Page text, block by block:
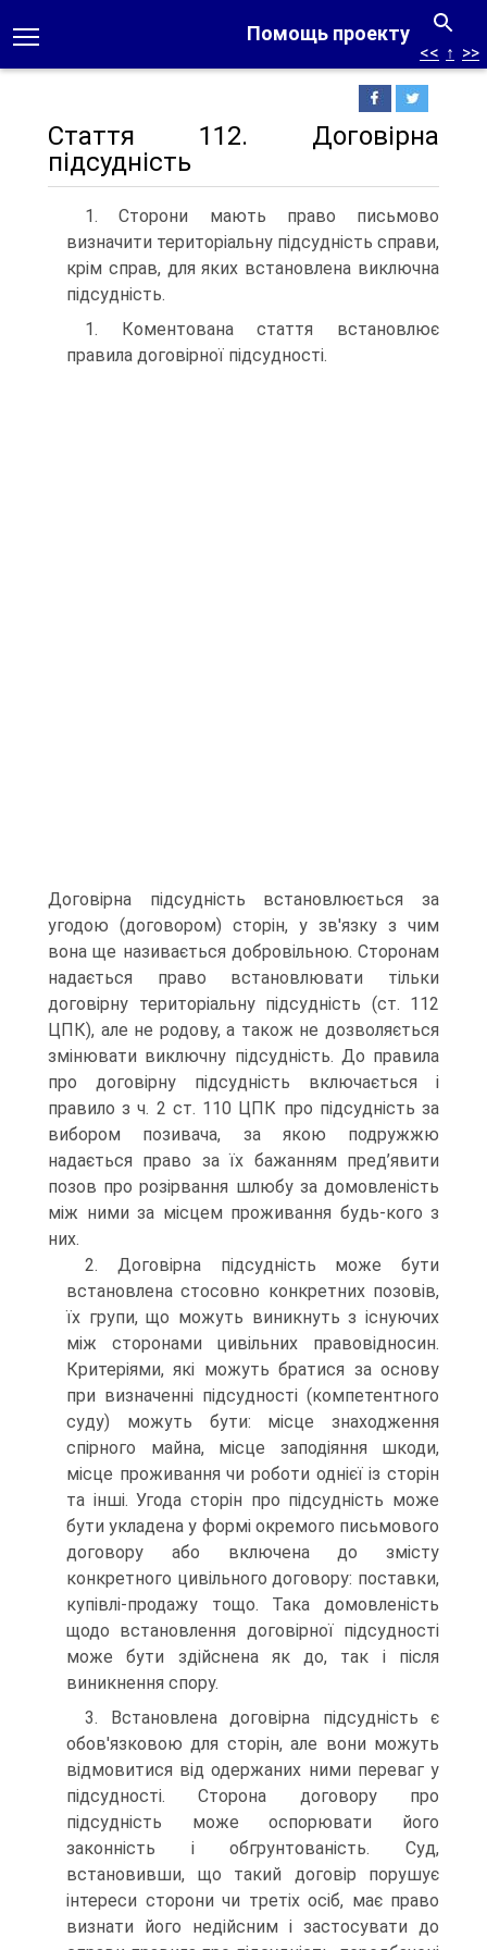
Помощь проекту
<< ↑ >>
Стаття 112. Договірна
підсудність
1. Сторони мають право письмово
визначити територіальну підсудність справи,
крім справ, для яких встановлена виключна
підсудність.
1. Коментована стаття встановлює
правила договірної підсудності.
Договірна підсудність встановлюється за
угодою (договором) сторін, у зв'язку з чим
вона ще називається добровільною. Сторонам
надається право встановлювати тільки
договірну територіальну підсудність (ст. 112
ЦПК), але не родову, а також не дозволяється
змінювати виключну підсудність. До правила
про договірну підсудність включається і
правило з ч. 2 ст. 110 ЦПК про підсудність за
вибором позивача, за якою подружжю
надається право за їх бажанням пред’явити
позов про розірвання шлюбу за домовленість
між ними за місцем проживання будь-кого з
них.
2. Договірна підсудність може бути
встановлена стосовно конкретних позовів,
їх групи, що можуть виникнуть з існуючих
між сторонами цивільних правовідносин.
Критеріями, які можуть братися за основу
при визначенні підсудності (компетентного
суду) можуть бути: місце знаходження
спірного майна, місце заподіяння шкоди,
місце проживання чи роботи однієї із сторін
та інші. Угода сторін про підсудність може
бути укладена у формі окремого письмового
договору або включена до змісту
конкретного цивільного договору: поставки,
купівлі-продажу тощо. Така домовленість
щодо встановлення договірної підсудності
може бути здійснена як до, так і після
виникнення спору.
3. Встановлена договірна підсудність є
обов'язковою для сторін, але вони можуть
відмовитися від одержаних ними переваг у
підсудності. Сторона договору про
підсудність може оспорювати його
законність і обгрунтованість. Суд,
встановивши, що такий договір порушує
інтереси сторони чи третіх осіб, має право
визнати його недійсним і застосувати до